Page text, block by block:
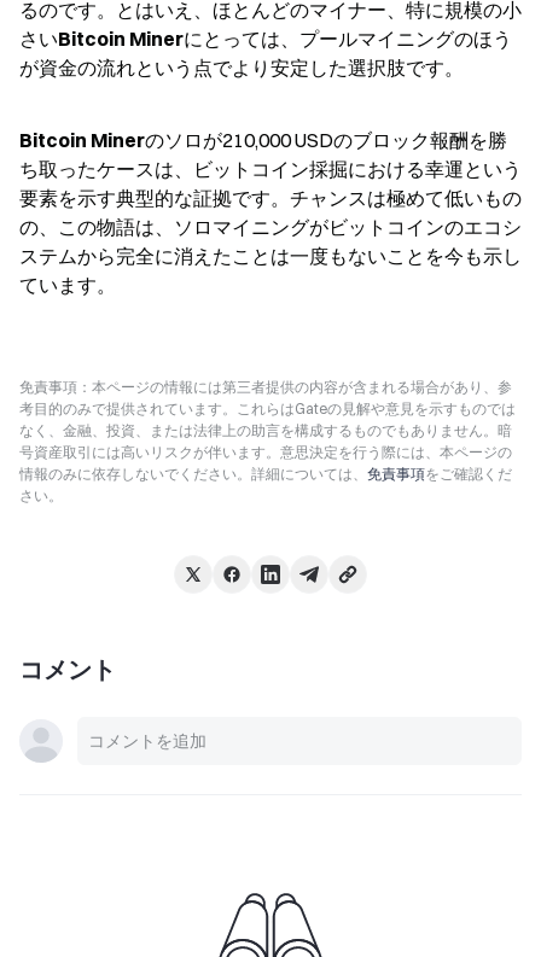
るのです。とはいえ、ほとんどのマイナー、特に規模の小
さいBitcoin Minerにとっては、プールマイニングのほう
が資金の流れという点でより安定した選択肢です。
Bitcoin Minerのソロが210,000 USDのブロック報酬を勝
ち取ったケースは、ビットコイン採掘における幸運という
要素を示す典型的な証拠です。チャンスは極めて低いもの
の、この物語は、ソロマイニングがビットコインのエコシ
ステムから完全に消えたことは一度もないことを今も示し
ています。
免責事項：本ページの情報には第三者提供の内容が含まれる場合があり、参
考目的のみで提供されています。これらはGateの見解や意見を示すものでは
なく、金融、投資、または法律上の助言を構成するものでもありません。暗
号資産取引には高いリスクが伴います。意思決定を行う際には、本ページの
情報のみに依存しないでください。詳細については、 免責事項をご確認くだ
さい。
コメント